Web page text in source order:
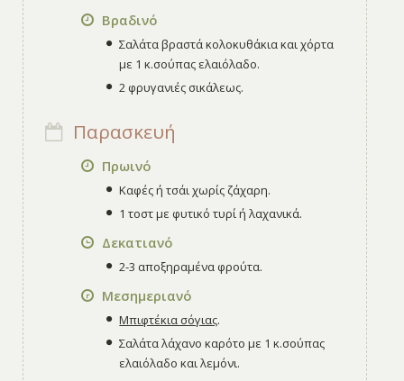
Βραδινό
Σαλάτα βραστά κολοκυθάκια και χόρτα
με 1 κ.σούπας ελαιόλαδο.
2 φρυγανιές σικάλεως.
Παρασκευή
Πρωινό
Καφές ή τσάι χωρίς ζάχαρη.
1 τοστ με φυτικό τυρί ή λαχανικά.
Δεκατιανό
2-3 αποξηραμένα φρούτα.
Μεσημεριανό
Μπιφτέκια σόγιας.
Σαλάτα λάχανο καρότο με 1 κ.σούπας
ελαιόλαδο και λεμόνι.